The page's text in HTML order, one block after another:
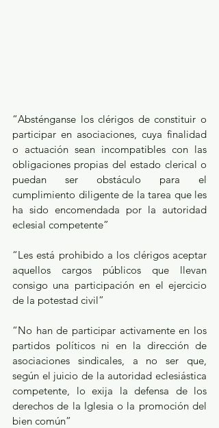
“Absténganse los clérigos de constituir o
participar en asociaciones, cuya finalidad
o actuación sean incompatibles con las
obligaciones propias del estado clerical o
puedan ser obstáculo para el
cumplimiento diligente de la tarea que les
ha sido encomendada por la autoridad
eclesial competente”
“Les está prohibido a los clérigos aceptar
aquellos cargos públicos que llevan
consigo una participación en el ejercicio
de la potestad civil”
“No han de participar activamente en los
partidos políticos ni en la dirección de
asociaciones sindicales, a no ser que,
según el juicio de la autoridad eclesiástica
competente, lo exija la defensa de los
derechos de la Iglesia o la promoción del
bien común”